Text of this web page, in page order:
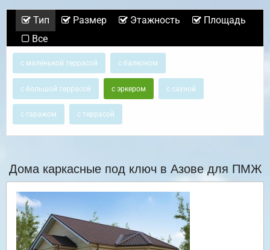
Тип Размер Этажность
Площадь
Все
с маленькой террасой с балконом
с большой террасой с эркером с сауной
с гаражом с террасой
Дома каркасные под ключ в Азове для ПМЖ